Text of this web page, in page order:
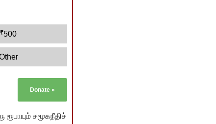
₹500
Donate »
சமூகநீதிச்